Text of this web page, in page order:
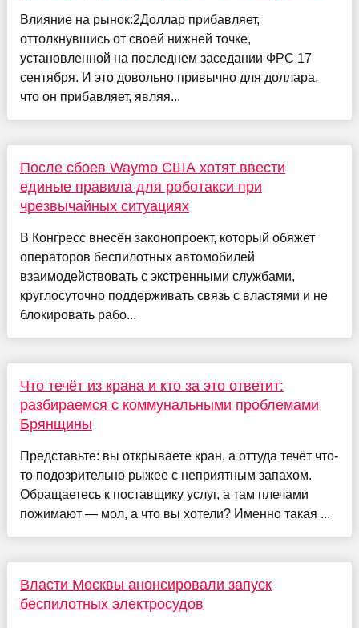
Влияние на рынок:2Доллар прибавляет,
оттолкнувшись от своей нижней точке,
установленной на последнем заседании ФРС 17
сентября. И это довольно привычно для доллара,
что он прибавляет, являя...
После сбоев Waymo США хотят ввести
единые правила для роботакси при
чрезвычайных ситуациях
В Конгресс внесён законопроект, который обяжет
операторов беспилотных автомобилей
взаимодействовать с экстренными службами,
круглосуточно поддерживать связь с властями и не
блокировать рабо...
Что течёт из крана и кто за это ответит:
разбираемся с коммунальными проблемами
Брянщины
Представьте: вы открываете кран, а оттуда течёт что-
то подозрительно рыжее с неприятным запахом.
Обращаетесь к поставщику услуг, а там плечами
пожимают — мол, а что вы хотели? Именно такая ...
Власти Москвы анонсировали запуск
беспилотных электросудов